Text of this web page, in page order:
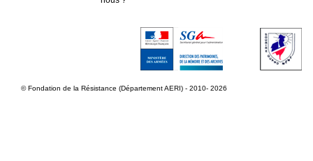
© Fondation de la Résistance (Département AERI) - 2010- 2026